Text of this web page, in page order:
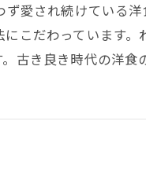
愛され続けている
こだわっています
古き良き時代の洋